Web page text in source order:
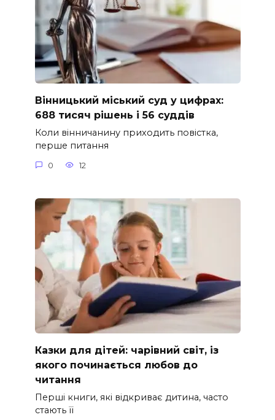
Вінницький міський суд у цифрах:
688 тисяч рішень і 56 суддів
Коли вінничанину приходить повістка,
перше питання
0 12
Казки для дітей: чарівний світ, із
якого починається любов до
читання
Перші книги, які відкриває дитина, часто
стають її